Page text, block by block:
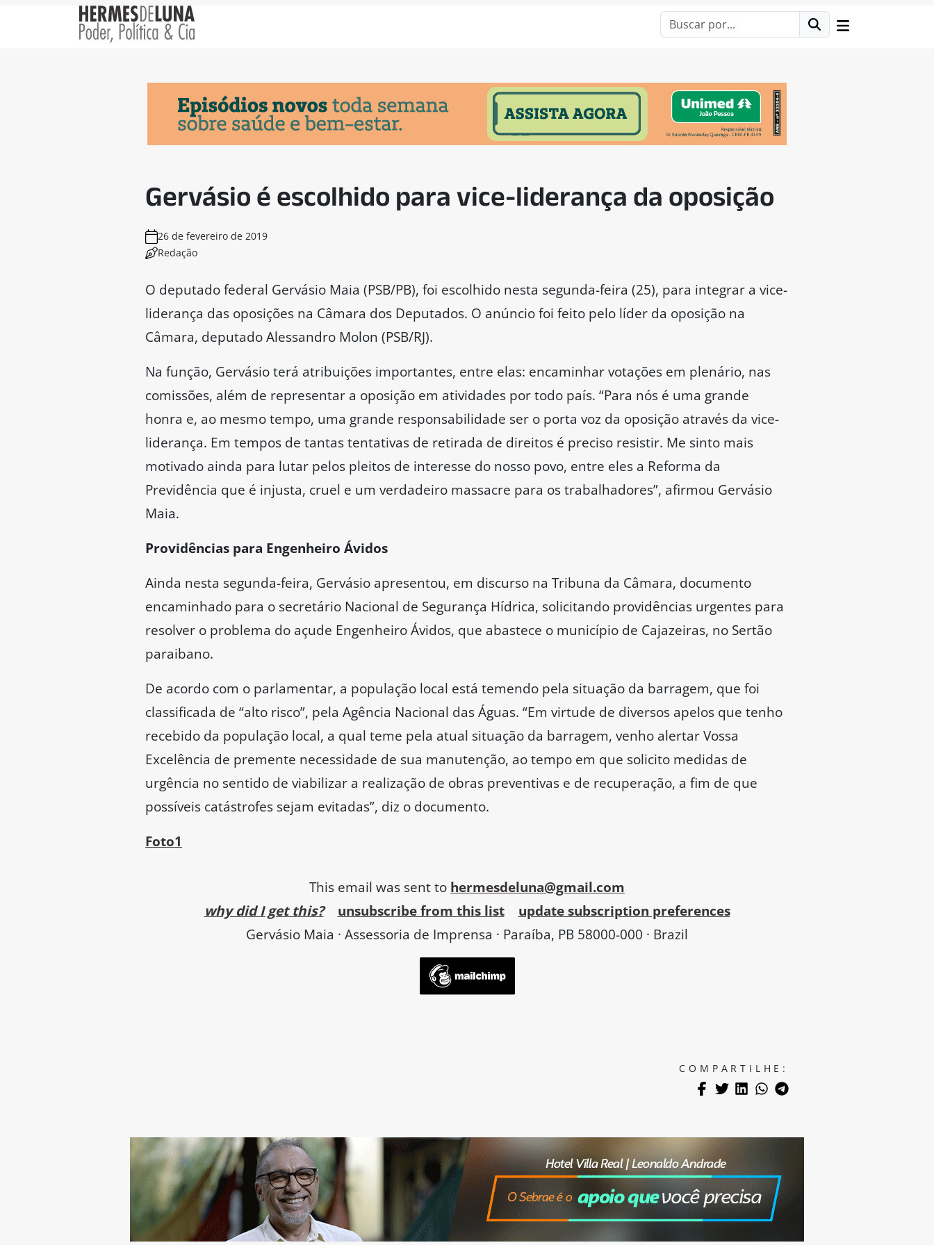
Gervásio é escolhido para vice-liderança da oposição
26 de fevereiro de 2019
Redação
O deputado federal Gervásio Maia (PSB/PB), foi escolhido nesta segunda-feira (25), para integrar a vice-
liderança das oposições na Câmara dos Deputados. O anúncio foi feito pelo líder da oposição na
Câmara, deputado Alessandro Molon (PSB/RJ).
Na função, Gervásio terá atribuições importantes, entre elas: encaminhar votações em plenário, nas
comissões, além de representar a oposição em atividades por todo país. “Para nós é uma grande
honra e, ao mesmo tempo, uma grande responsabilidade ser o porta voz da oposição através da vice-
liderança. Em tempos de tantas tentativas de retirada de direitos é preciso resistir. Me sinto mais
motivado ainda para lutar pelos pleitos de interesse do nosso povo, entre eles a Reforma da
Previdência que é injusta, cruel e um verdadeiro massacre para os trabalhadores”, afirmou Gervásio
Maia.
Providências para Engenheiro Ávidos
Ainda nesta segunda-feira, Gervásio apresentou, em discurso na Tribuna da Câmara, documento
encaminhado para o secretário Nacional de Segurança Hídrica, solicitando providências urgentes para
resolver o problema do açude Engenheiro Ávidos, que abastece o município de Cajazeiras, no Sertão
paraibano.
De acordo com o parlamentar, a população local está temendo pela situação da barragem, que foi
classificada de “alto risco”, pela Agência Nacional das Águas. “Em virtude de diversos apelos que tenho
recebido da população local, a qual teme pela atual situação da barragem, venho alertar Vossa
Excelência de premente necessidade de sua manutenção, ao tempo em que solicito medidas de
urgência no sentido de viabilizar a realização de obras preventivas e de recuperação, a fim de que
possíveis catástrofes sejam evitadas”, diz o documento.
Foto1
This email was sent to hermesdeluna@gmail.com
why did I get this?
unsubscribe from this list
update subscription preferences
Gervásio Maia · Assessoria de Imprensa · Paraíba, PB 58000-000 · Brazil
COMPARTILHE: